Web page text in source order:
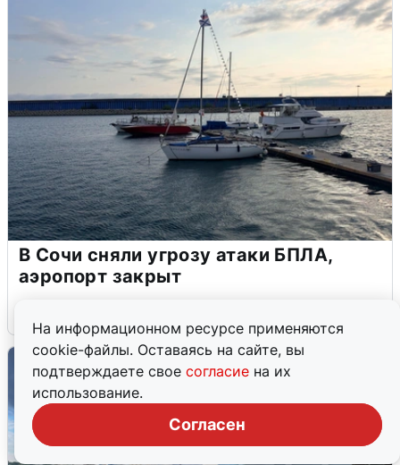
На информационном ресурсе применяются
cookie-файлы. Оставаясь на сайте, вы
подтверждаете свое согласие на их
использование.
Согласен
В Сочи сняли угрозу атаки БПЛА,
аэропорт закрыт